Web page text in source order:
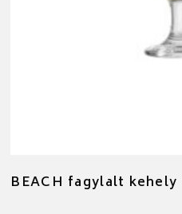
BEACH fagylalt